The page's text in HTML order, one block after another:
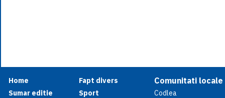
Home
Sumar editie
Fapt divers
Sport
Comunitati locale
Codlea